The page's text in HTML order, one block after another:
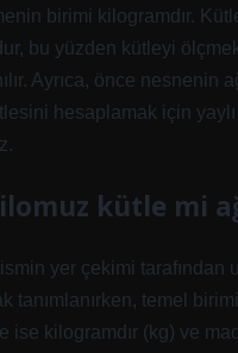
birimi kilogramdır.
bu yüzden kütleyi
Ayrıca, önce nesnenin
hesaplamak için yaylı
kütle mi
yer çekimi tarafından
tanımlanırken, temel
ise kilogramdır (kg) ve